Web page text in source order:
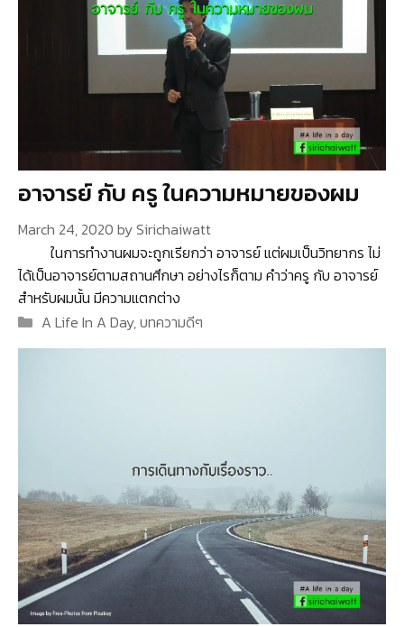
อาจารย์ กับ ครู ในความหมายของผม
March 24, 2020 bySirichaiwatt
ในการทำงานผมจะถูกเรียกว่า อาจารย์ แต่ผมเป็นวิทยากร ไม่
ได้เป็นอาจารย์ตามสถานศึกษา อย่างไรก็ตาม คำว่าครู กับ อาจารย์
สำหรับผมนั้น มีความแตกต่าง
Categories
A Life In A Day,บทความดีๆ